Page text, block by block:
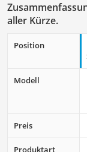
aller Kürze.
Position
Modell
Preis
Produktart